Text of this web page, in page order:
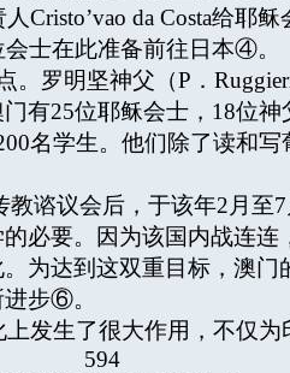
da Costa给耶
士在此准备前往日本④。
罗明坚神父（P．
有25位耶稣会士，18位神
名学生。他们除了读和
谘议会后，于该年2月至
必要。因为该国内战连
为达到这双重目标，澳
步⑥。
发生了很大作用，不仅为
594